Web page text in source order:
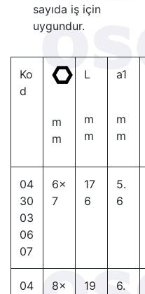
sayıda iş için
uygundur.
Ko
d
m
m
L
m
m
a1
m
m
04
30
03
06
07
6×
7
17
6
5.
6
04
8×
19
6.